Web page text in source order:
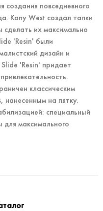
повседневного
Kany West создал тапки
их максимально
'Resin' были
дизайн и
'Resin' придает
классическим
нанесенным на пятку.
специальный
максимального